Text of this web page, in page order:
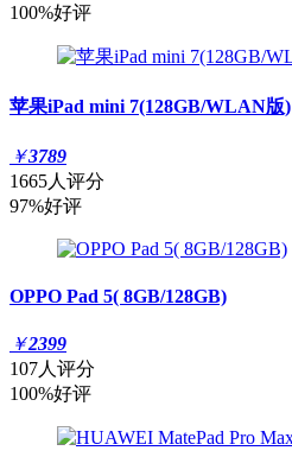
100%好评
苹果iPad mini 7(128GB/WLAN版)
￥3789
1665人评分
97%好评
OPPO Pad 5( 8GB/128GB)
￥2399
107人评分
100%好评